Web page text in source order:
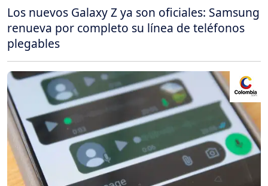
Los nuevos Galaxy Z ya son oficiales: Samsung
renueva por completo su línea de teléfonos
plegables